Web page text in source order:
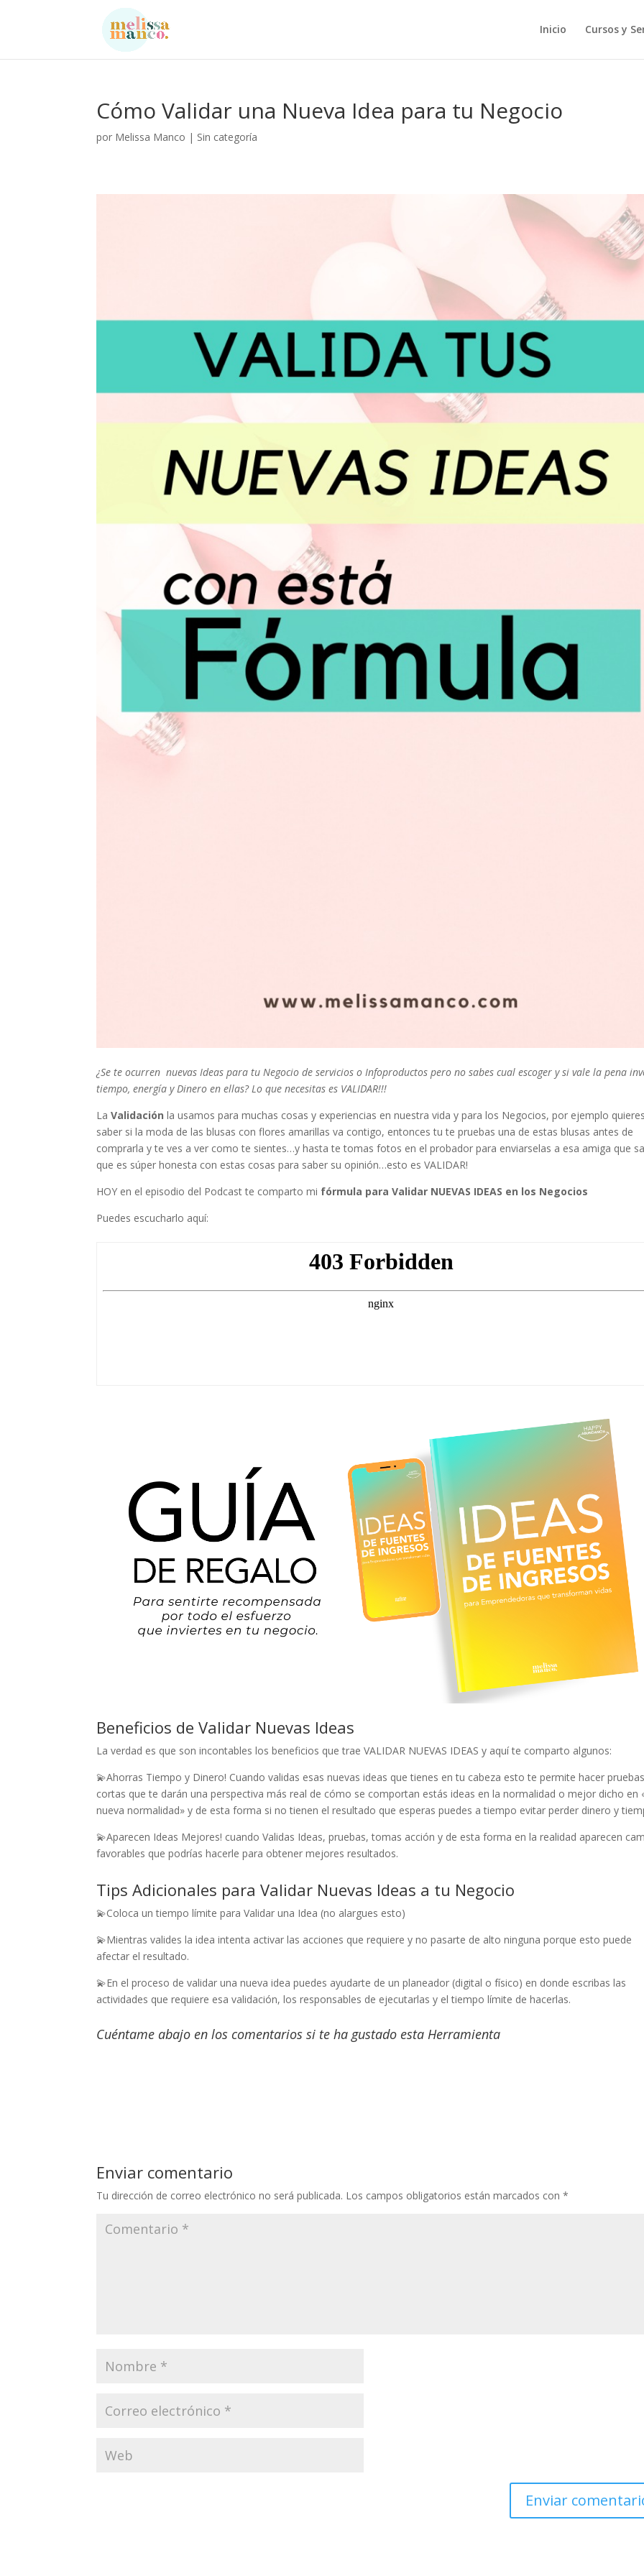
Inicio Cursos y
Cómo Validar una Nueva Idea para tu Negocio
por Melissa Manco | Sin categoría
¿Se te ocurren nuevas Ideas para tu Negocio de servicios o Infoproductos pero no sabes cual escoger y si vale la pena
tiempo, energía y Dinero en ellas? Lo que necesitas es VALIDAR!!!
LaValidación la usamos para muchas cosas y experiencias en nuestra vida y para los Negocios, por ejemplo quieres
saber si la moda de las blusas con flores amarillas va contigo, entonces tu te pruebas una de estas blusas antes de
comprarla y te ves a ver como te sientes…y hasta te tomas fotos en el probador para enviarselas a esa amiga que
que es súper honesta con estas cosas para saber su opinión…esto es VALIDAR!
HOY en el episodio del Podcast te comparto mi fórmula para Validar NUEVAS IDEAS en los Negocios
Puedes escucharlo aquí:
Beneficios de Validar Nuevas Ideas
La verdad es que son incontables los beneficios que trae VALIDAR NUEVAS IDEAS y aquí te comparto algunos:
💫Ahorras Tiempo y Dinero! Cuando validas esas nuevas ideas que tienes en tu cabeza esto te permite hacer pruebas
cortas que te darán una perspectiva más real de cómo se comportan estás ideas en la normalidad o mejor dicho en
nueva normalidad» y de esta forma si no tienen el resultado que esperas puedes a tiempo evitar perder dinero y
💫Aparecen Ideas Mejores! cuando Validas Ideas, pruebas, tomas acción y de esta forma en la realidad aparecen
favorables que podrías hacerle para obtener mejores resultados.
Tips Adicionales para Validar Nuevas Ideas a tu Negocio
💫Coloca un tiempo límite para Validar una Idea (no alargues esto)
💫Mientras valides la idea intenta activar las acciones que requiere y no pasarte de alto ninguna porque esto puede
afectar el resultado.
💫En el proceso de validar una nueva idea puedes ayudarte de un planeador (digital o físico) en donde escribas las
actividades que requiere esa validación, los responsables de ejecutarlas y el tiempo límite de hacerlas.
Cuéntame abajo en los comentarios si te ha gustado esta Herramienta
Enviar comentario
Tu dirección de correo electrónico no será publicada. Los campos obligatorios están marcados con*